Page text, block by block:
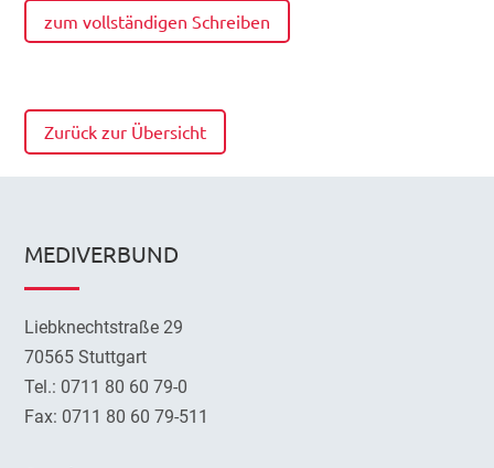
zum vollständigen Schreiben
Zurück zur Übersicht
MEDIVERBUND
Liebknechtstraße 29
70565 Stuttgart
Tel.: 0711 80 60 79-0
Fax: 0711 80 60 79-511